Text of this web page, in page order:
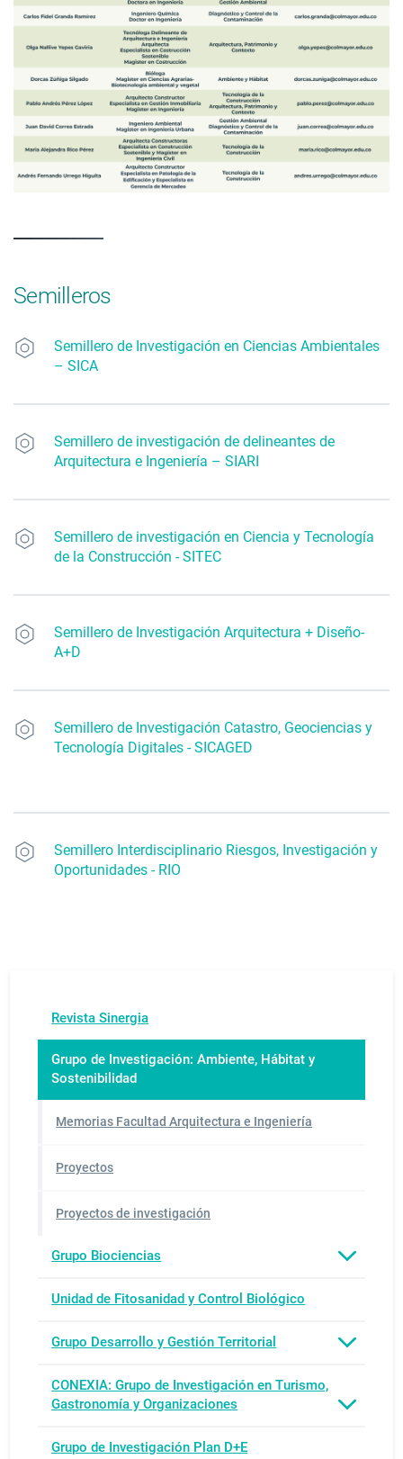
Semilleros
Semillero de Investigación en Ciencias Ambientales
– SICA
Semillero de investigación de delineantes de
Arquitectura e Ingeniería – SIARI
Semillero de investigación en Ciencia y Tecnología
de la Construcción - SITEC
Semillero de Investigación Arquitectura + Diseño-
A+D
Semillero de Investigación Catastro, Geociencias y
Tecnología Digitales - SICAGED
Semillero Interdisciplinario Riesgos, Investigación y
Oportunidades - RIO
Revista Sinergia
Grupo de Investigación: Ambiente, Hábitat y
Sostenibilidad
Memorias Facultad Arquitectura e Ingeniería
Proyectos
Proyectos de investigación
Grupo Biociencias
Unidad de Fitosanidad y Control Biológico
Grupo Desarrollo y Gestión Territorial
CONEXIA: Grupo de Investigación en Turismo,
Gastronomía y Organizaciones
Grupo de Investigación Plan D+E